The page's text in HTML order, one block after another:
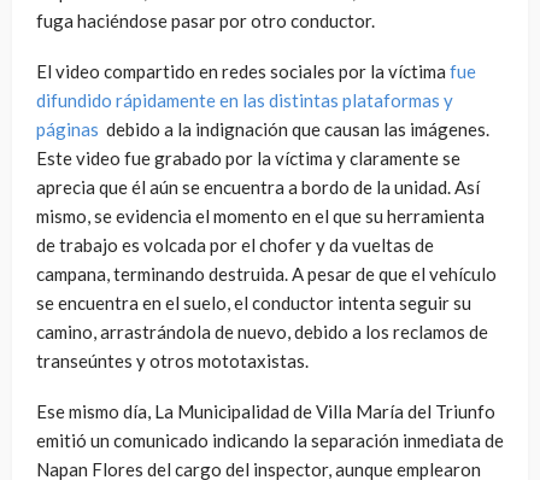
fuga haciéndose pasar por otro conductor.
El video compartido en redes sociales por la víctima fue
difundido rápidamente en las distintas plataformas y
páginas debido a la indignación que causan las imágenes.
Este video fue grabado por la víctima y claramente se
aprecia que él aún se encuentra a bordo de la unidad. Así
mismo, se evidencia el momento en el que su herramienta
de trabajo es volcada por el chofer y da vueltas de
campana, terminando destruida. A pesar de que el vehículo
se encuentra en el suelo, el conductor intenta seguir su
camino, arrastrándola de nuevo, debido a los reclamos de
transeúntes y otros mototaxistas.
Ese mismo día, La Municipalidad de Villa María del Triunfo
emitió un comunicado indicando la separación inmediata de
Napan Flores del cargo del inspector, aunque emplearon